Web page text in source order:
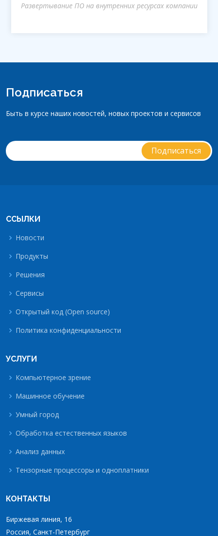
Развертывание ПО на внутренних ресурсах компании
Подписаться
Быть в курсе наших новостей, новых проектов и сервисов
ССЫЛКИ
Новости
Продукты
Решения
Сервисы
Открытый код (Open source)
Политика конфиденциальности
УСЛУГИ
Компьютерное зрение
Машинное обучение
Умный город
Обработка естественных языков
Анализ данных
Тензорные процессоры и одноплатники
КОНТАКТЫ
Биржевая линия, 16
Россия, Санкт-Петербург